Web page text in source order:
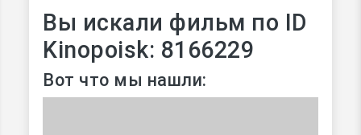
Вы искали фильм по ID
Kinopoisk: 8166229
Вот что мы нашли: